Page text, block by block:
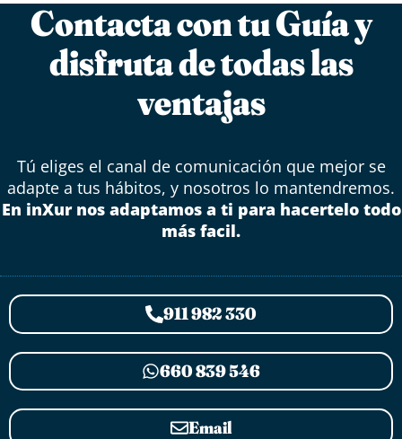
Contacta con tu Guía y
disfruta de todas las
ventajas
Tú eliges el canal de comunicación que mejor se
adapte a tus hábitos, y nosotros lo mantendremos.
En inXur nos adaptamos a ti para hacertelo todo
más facil.
911 982 330
660 839 546
Email